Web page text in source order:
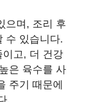
으며, 조리 후
수 있습니다.
이고, 더 건강
은 육수를 사
주기 때문에